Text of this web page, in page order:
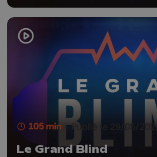
105 min - Publié le 29/05/2026
Le Grand Blind